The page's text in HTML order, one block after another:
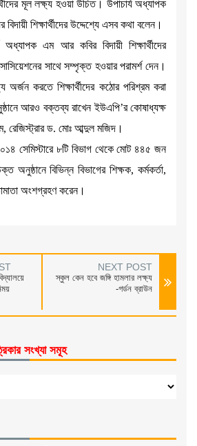
মূল লক্ষ্য হওয়া উচিত। উপাচার্য অধ্যাপক
শিক্ষার্থীদের উদ্দেশ্যে এসব কথা বলেন।
অধ্যাপক এম আর কবির বিদায়ী শিক্ষার্থীদের
সাথে সম্পৃক্ত হওয়ার পরামর্শ দেন।
করতে শিক্ষার্থীদের কঠোর পরিশ্রম করা
আরও বক্তব্য রাখেন ইউএপি’র কোষাধ্যক্ষ
ড. মোঃ আব্দুল মজিদ।
সেমিস্টারে ৮টি বিভাগ থেকে মোট ৪৪৫ জন
অনুষ্ঠানে বিভিন্ন বিভাগের শিক্ষক, কর্মকর্তা,
অংশগ্রহণ করেন।
NEXT POST
স্কুল কেন হবে জঙ্গি হামলার লক্ষ্য
-গর্ডন ব্রাউন
সংখ্যা সমূহ